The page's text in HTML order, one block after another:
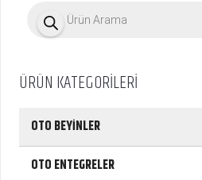
t
r
ÜRÜN KATEGORİLERİ
OTO BEYİNLER
OTO ENTEGRELER